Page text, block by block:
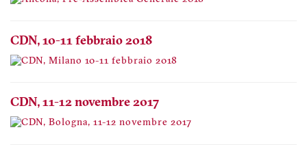
CDN, 10-11 febbraio 2018
CDN, 11-12 novembre 2017